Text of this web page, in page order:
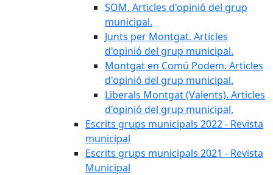
SOM. Articles d'opinió del grup
municipal.
Junts per Montgat. Articles
d'opinió del grup municipal.
Montgat en Comú Podem. Articles
d'opinió del grup municipal.
Liberals Montgat (Valents). Articles
d'opinió del grup municipal.
Escrits grups municipals 2022 - Revista
municipal
Escrits grups municipals 2021 - Revista
Municipal